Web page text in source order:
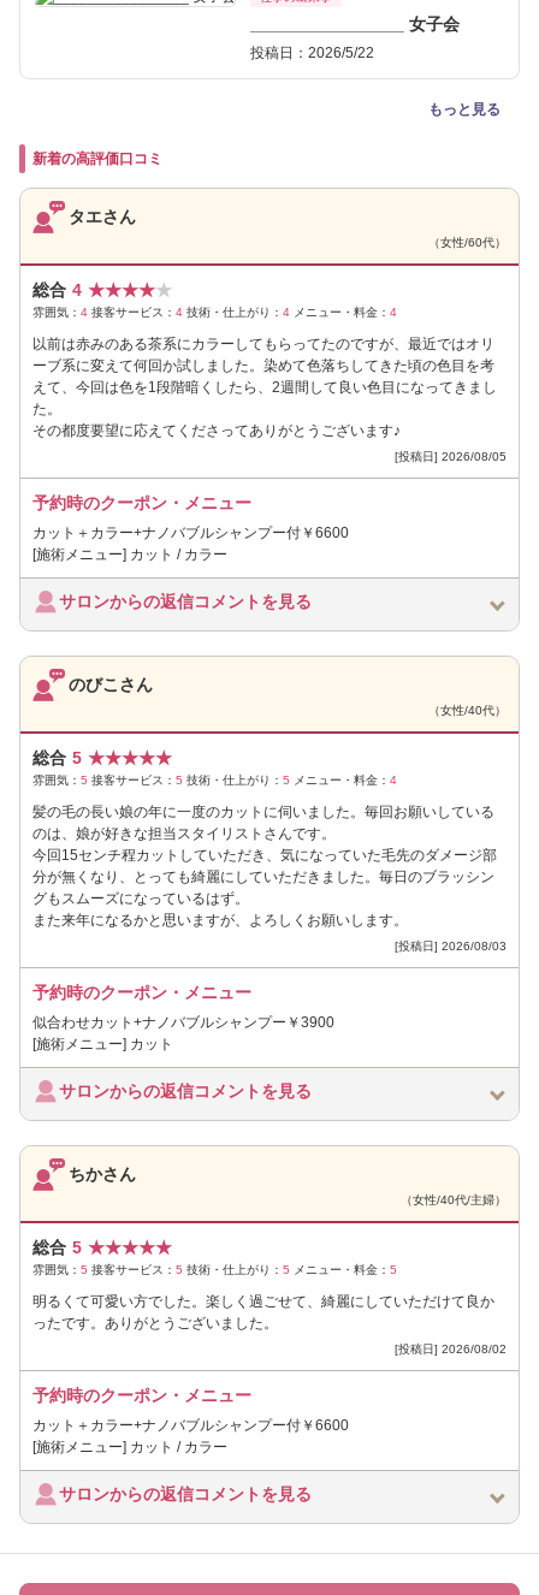
________________ 女子会
投稿日：2026/5/22
もっと見る
新着の高評価口コミ
タエさん
（女性/60代）
総合 4 ★★★★★
雰囲気： 4 接客サービス： 4 技術・仕上がり： 4 メニュー・料金： 4
以前は赤みのある茶系にカラーしてもらってたのですが、最近ではオリ
ーブ系に変えて何回か試しました。染めて色落ちしてきた頃の色目を考
えて、今回は色を1段階暗くしたら、2週間して良い色目になってきまし
た。
その都度要望に応えてくださってありがとうございます♪
[投稿日] 2026/08/05
予約時のクーポン・メニュー
カット＋カラー+ナノバブルシャンプー付￥6600
[施術メニュー] カット / カラー
サロンからの返信コメントを見る
のびこさん
（女性/40代）
総合 5 ★★★★★
雰囲気： 5 接客サービス： 5 技術・仕上がり： 5 メニュー・料金： 4
髪の毛の長い娘の年に一度のカットに伺いました。毎回お願いしている
のは、娘が好きな担当スタイリストさんです。
今回15センチ程カットしていただき、気になっていた毛先のダメージ部
分が無くなり、とっても綺麗にしていただきました。毎日のブラッシン
グもスムーズになっているはず。
また来年になるかと思いますが、よろしくお願いします。
[投稿日] 2026/08/03
予約時のクーポン・メニュー
似合わせカット+ナノバブルシャンプー￥3900
[施術メニュー] カット
サロンからの返信コメントを見る
ちかさん
（女性/40代/主婦）
総合 5 ★★★★★
雰囲気： 5 接客サービス： 5 技術・仕上がり： 5 メニュー・料金： 5
明るくて可愛い方でした。楽しく過ごせて、綺麗にしていただけて良か
ったです。ありがとうございました。
[投稿日] 2026/08/02
予約時のクーポン・メニュー
カット＋カラー+ナノバブルシャンプー付￥6600
[施術メニュー] カット / カラー
サロンからの返信コメントを見る